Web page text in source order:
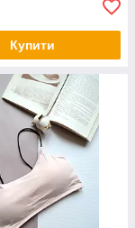
Купити